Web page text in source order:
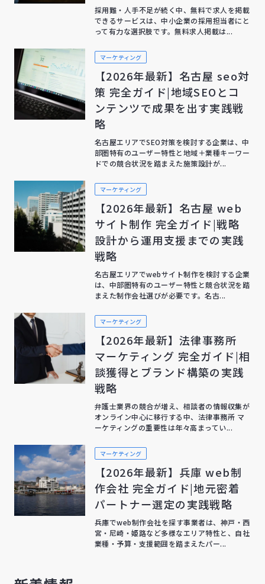
採用難・人手不足が続く中、無料で求人を掲載
できるサービスは、中小企業の採用担当者にと
って有力な選択肢です。無料求人掲載は...
マーケティング
【2026年最新】名古屋 seo対
策 完全ガイド|地域SEOとコ
ンテンツで成果を出す実践戦
略
名古屋エリアでSEO対策を検討する企業は、中
部圏特有のユーザー特性と地域＋業種キーワー
ドでの競合状況を踏まえた施策設計が...
マーケティング
【2026年最新】名古屋 web
サイト制作 完全ガイド|戦略
設計から運用支援までの実践
戦略
名古屋エリアでwebサイト制作を検討する企業
は、中部圏特有のユーザー特性と競合状況を踏
まえた制作会社選びが必要です。名古...
マーケティング
【2026年最新】法律事務所
マーケティング 完全ガイド|相
談獲得とブランド構築の実践
戦略
弁護士業界の競合が増え、相談者の情報収集が
オンライン中心に移行する中、法律事務所 マ
ーケティングの重要性は年々高まってい...
マーケティング
【2026年最新】兵庫 web制
作会社 完全ガイド|地元密着
パートナー選定の実践戦略
兵庫でweb制作会社を探す事業者は、神戸・西
宮・尼崎・姫路など多様なエリア特性と、自社
業種・予算・支援範囲を踏まえたパー...